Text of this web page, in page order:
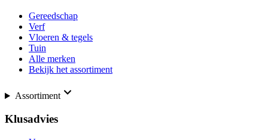
Gereedschap
Verf
Vloeren & tegels
Tuin
Alle merken
Bekijk het assortiment
Assortiment
Klusadvies